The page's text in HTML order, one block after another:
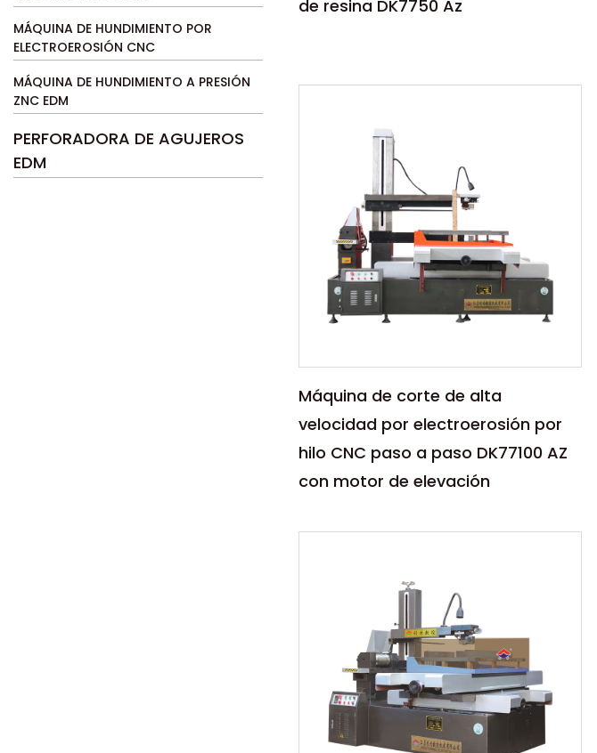
MÁQUINA DE HUNDIMIENTO POR
ELECTROEROSIÓN CNC
MÁQUINA DE HUNDIMIENTO A PRESIÓN
ZNC EDM
PERFORADORA DE AGUJEROS
EDM
LEER MÁS
de resina DK7750 Az
velocidad por electroerosión por
hilo CNC paso a paso DK77100 AZ
LEER MÁS
Máquina de corte de alta
velocidad por electroerosión por
hilo CNC paso a paso DK77100 AZ
con motor de elevación